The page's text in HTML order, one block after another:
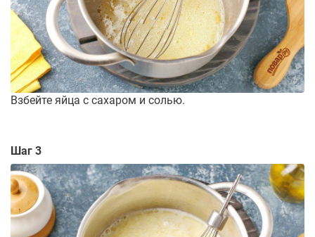
Взбейте яйца с сахаром и солью.
Шаг 3